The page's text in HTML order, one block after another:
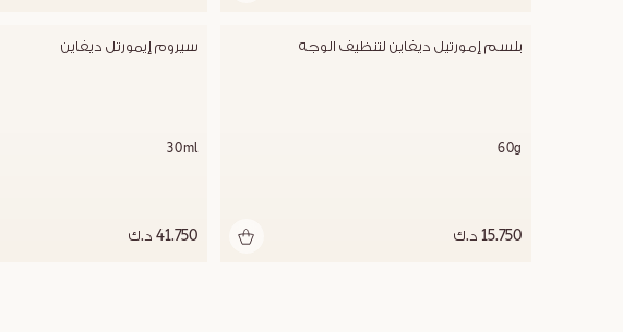
بلسم إمورتيل ديفاين لتنظيف الوجه
60g
15.750 د.ك
سيروم إيمورتل ديفاين
30ml
41.750 د.ك